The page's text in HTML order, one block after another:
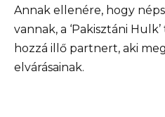
Annak ellenére, hogy
vannak, a ‘Pakisztáni
hozzá illő partnert, aki
elvárásainak.